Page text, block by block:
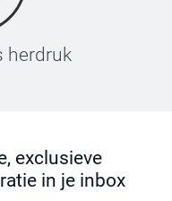
herdruk
exclusieve
in je inbox